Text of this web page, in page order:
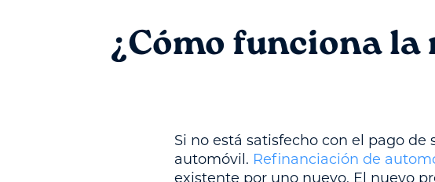
¿Cómo funciona
Si no está satisfecho con el pago
automóvil. Refinanciación de
existente por uno nuevo. El nuevo